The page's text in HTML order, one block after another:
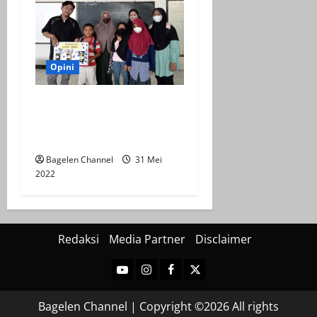
Opini
Bagelen Channel
31 Mei
2022
Redaksi Media Partner Disclaimer
YoutubeInstagram
Facebook
Twitter
Bagelen Channel | Copyright ©2026 All rights